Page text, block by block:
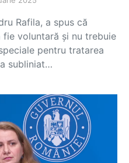
Rafila, a spus că
fie voluntară și nu trebuie
pentru tratarea
subliniat…